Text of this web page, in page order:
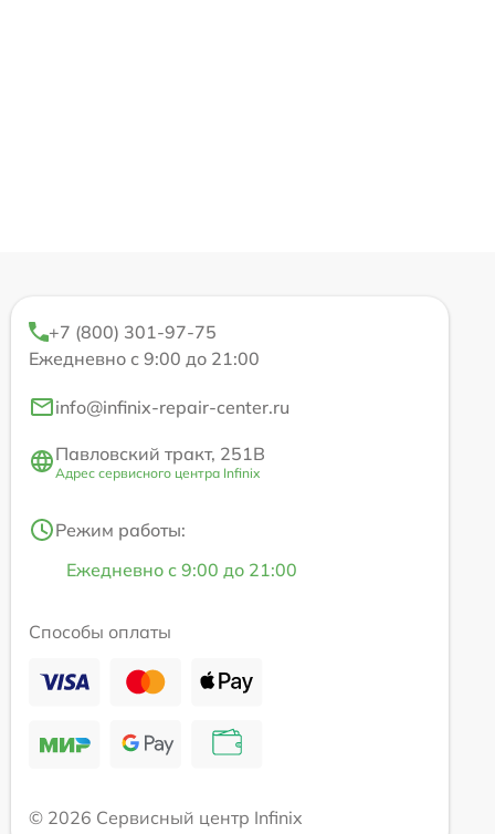
+7 (800) 301-97-75
Ежедневно с 9:00 до 21:00
info@infinix-repair-center.ru
Павловский тракт, 251В
Адрес сервисного центра Infinix
Режим работы:
Ежедневно с 9:00 до 21:00
Способы оплаты
© 2026 Сервисный центр Infinix